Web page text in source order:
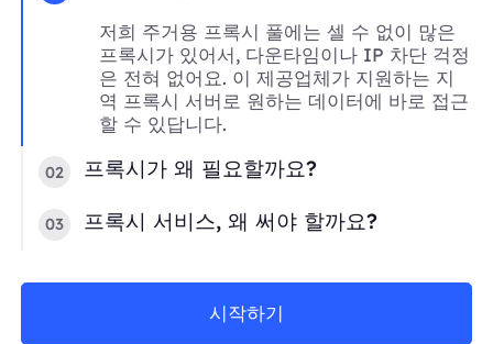
저희 주거용 프록시 풀에는 셀 수 없이 많은
프록시가 있어서, 다운타임이나 IP 차단 걱정
은 전혀 없어요. 이 제공업체가 지원하는 지
역 프록시 서버로 원하는 데이터에 바로 접근
할 수 있답니다.
02 프록시가 왜 필요할까요?
03 프록시 서비스, 왜 써야 할까요?
시작하기